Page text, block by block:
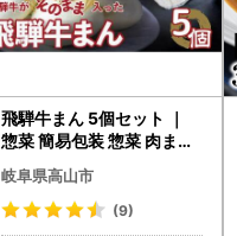
飛騨牛まん 5個セット ｜
惣菜 簡易包装 惣菜 肉まん
中華まん GV007
岐阜県高山市
(9)